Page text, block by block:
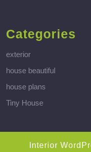
Categories
exterior
house beautiful
house plans
Tiny House
Interior